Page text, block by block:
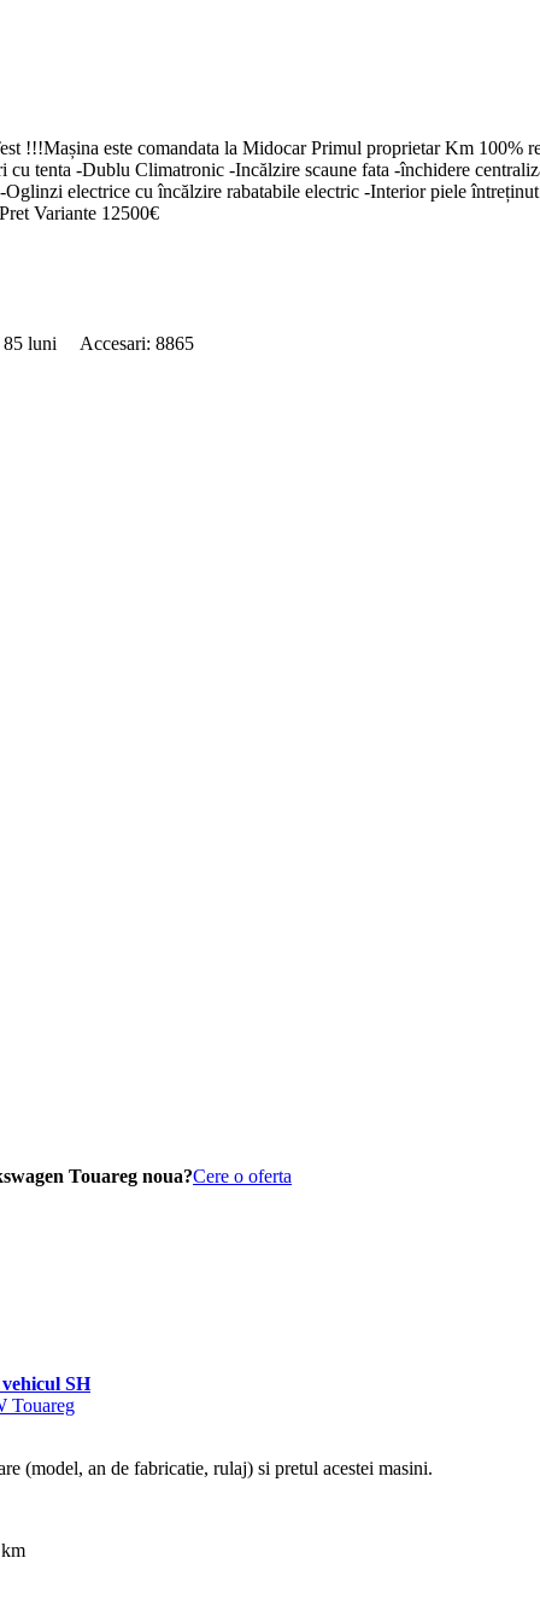
este comandata la Midocar Primul proprietar Km 100%
tenta -Dublu Climatronic -Incălzire scaune fata -închidere
electrice cu încălzire rabatabile electric -Interior piele
Variante 12500€
85 luni Accesari: 8865
Touareg noua?Cere o oferta
SH
Touareg
(model, an de fabricatie, rulaj) si pretul acestei masini.